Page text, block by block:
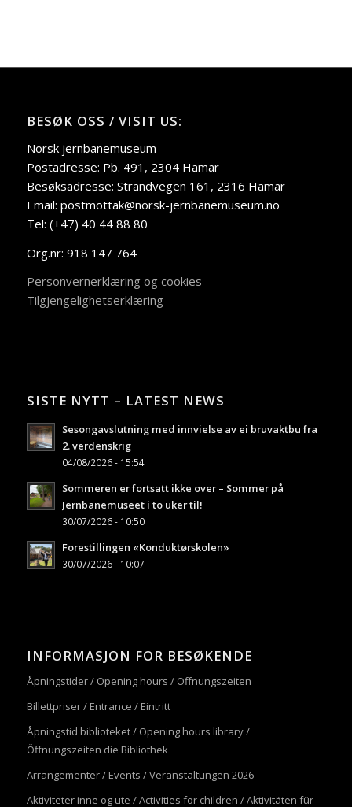
BESØK OSS / VISIT US:
Norsk jernbanemuseum
Postadresse: Pb. 491, 2304 Hamar
Besøksadresse: Strandvegen 161, 2316 Hamar
Email: postmottak@norsk-jernbanemuseum.no
Tel: (+47) 40 44 88 80
Org.nr: 918 147 764
Personvernerklæring og cookies
Tilgjengelighetserklæring
SISTE NYTT – LATEST NEWS
Sesongavslutning med innvielse av ei bruvaktbu fra
2. verdenskrig
04/08/2026 - 15:54
Sommeren er fortsatt ikke over – Sommer på
Jernbanemuseet i to uker til!
30/07/2026 - 10:50
Forestillingen «Konduktørskolen»
30/07/2026 - 10:07
INFORMASJON FOR BESØKENDE
Åpningstider / Opening hours / Öffnungszeiten
Billettpriser / Entrance / Eintritt
Åpningstid biblioteket / Opening hours library /
Öffnungszeiten die Bibliothek
Arrangementer / Events / Veranstaltungen 2026
Aktiviteter inne og ute / Activities for children / Aktivitäten für